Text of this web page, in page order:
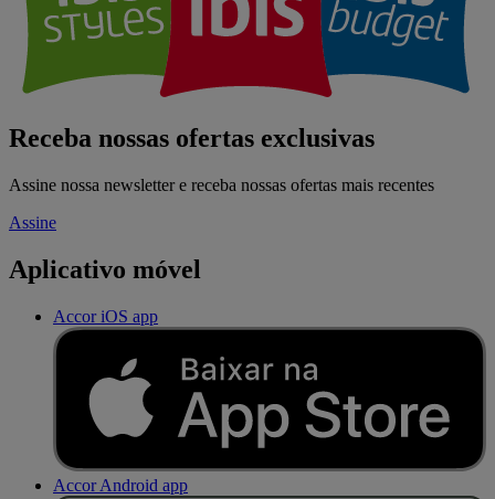
Receba nossas ofertas exclusivas
Assine nossa newsletter e receba nossas ofertas mais recentes
Assine
Aplicativo móvel
Accor iOS app
Accor Android app